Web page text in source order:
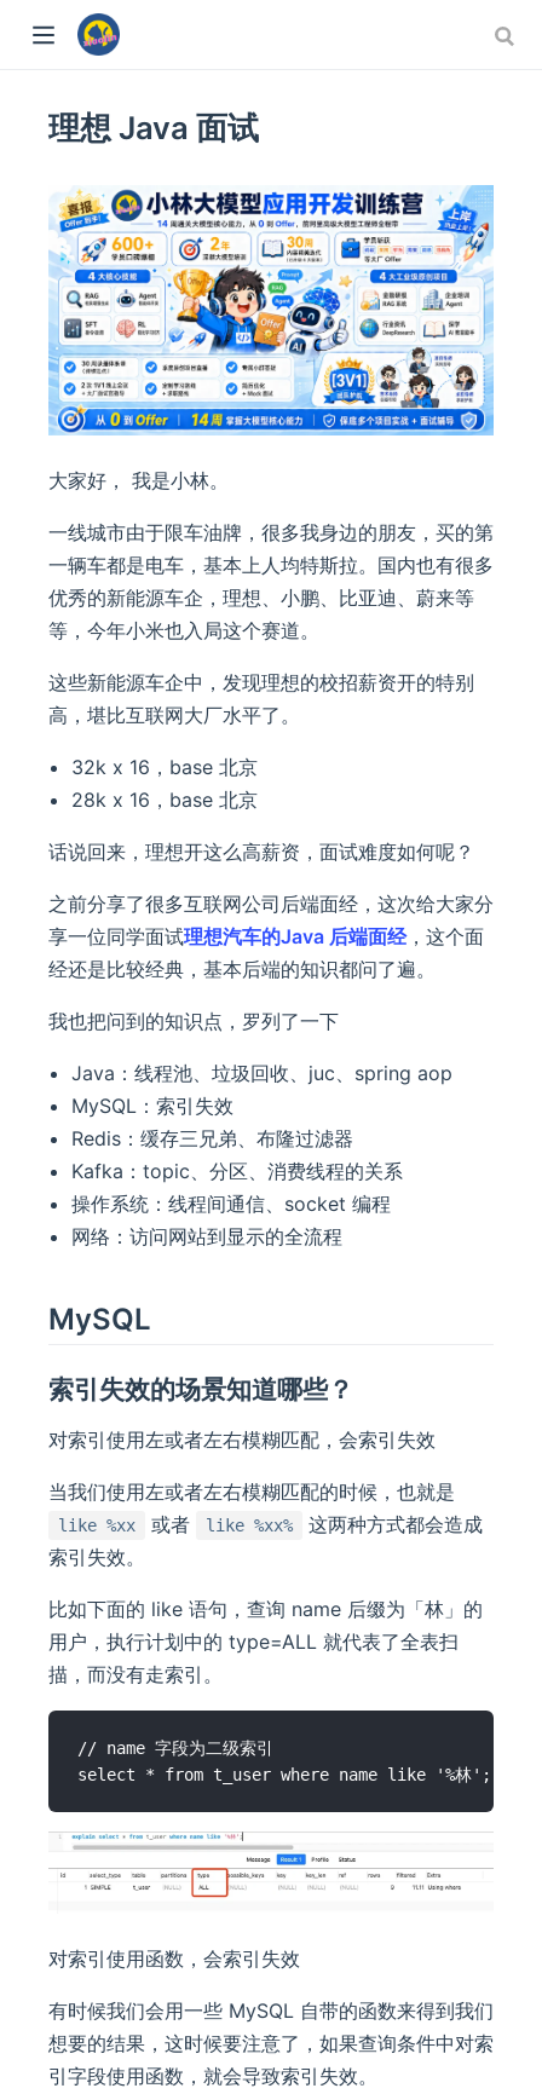
理想 Java 面试
大家好， 我是小林。
一线城市由于限车油牌，很多我身边的朋友，买的第
一辆车都是电车，基本上人均特斯拉。国内也有很多
优秀的新能源车企，理想、小鹏、比亚迪、蔚来等
等，今年小米也入局这个赛道。
这些新能源车企中，发现理想的校招薪资开的特别
高，堪比互联网大厂水平了。
32k x 16，base 北京
28k x 16，base 北京
话说回来，理想开这么高薪资，面试难度如何呢？
之前分享了很多互联网公司后端面经，这次给大家分
享一位同学面试理想汽车的Java 后端面经，这个面
经还是比较经典，基本后端的知识都问了遍。
我也把问到的知识点，罗列了一下
Java：线程池、垃圾回收、juc、spring aop
MySQL：索引失效
Redis：缓存三兄弟、布隆过滤器
Kafka：topic、分区、消费线程的关系
操作系统：线程间通信、socket 编程
网络：访问网站到显示的全流程
MySQL
索引失效的场景知道哪些？
对索引使用左或者左右模糊匹配，会索引失效
当我们使用左或者左右模糊匹配的时候，也就是
like %xx 或者 like %xx%
这两种方式都会造成
索引失效。
比如下面的 like 语句，查询 name 后缀为「林」的
用户，执行计划中的 type=ALL 就代表了全表扫
描，而没有走索引。
// name 字段为二级索引
对索引使用函数，会索引失效
有时候我们会用一些 MySQL 自带的函数来得到我们
想要的结果，这时候要注意了，如果查询条件中对索
引字段使用函数，就会导致索引失效。